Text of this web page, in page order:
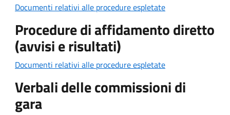
Documenti relativi alle procedure espletate
Procedure di affidamento diretto
(avvisi e risultati)
Documenti relativi alle procedure espletate
Verbali delle commissioni di
gara